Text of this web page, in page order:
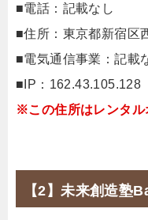
■電話：記載なし
■住所：東京都新宿区
■電気通信事業：記載
■IP：162.43.105.128
※この住所はレンタル
【2】未来創造塾